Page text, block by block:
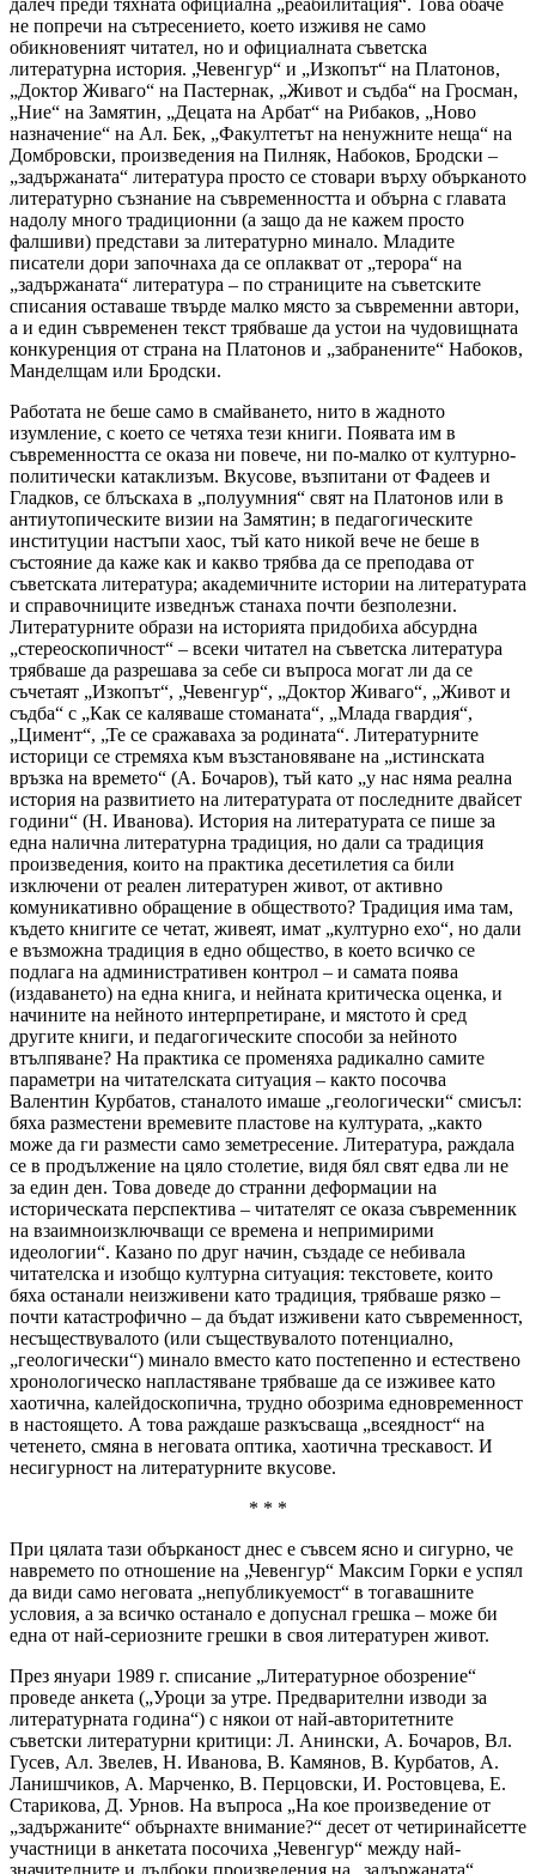
далеч преди тяхната официална „реабилитация“. Това обаче
не попречи на сътресението, което изживя не само
обикновеният читател, но и официалната съветска
литературна история. „Чевенгур“ и „Изкопът“ на Платонов,
„Доктор Живаго“ на Пастернак, „Живот и съдба“ на Гросман,
„Ние“ на Замятин, „Децата на Арбат“ на Рибаков, „Ново
назначение“ на Ал. Бек, „Факултетът на ненужните неща“ на
Домбровски, произведения на Пилняк, Набоков, Бродски –
„задържаната“ литература просто се стовари върху обърканото
литературно съзнание на съвременността и обърна с главата
надолу много традиционни (а защо да не кажем просто
фалшиви) представи за литературно минало. Младите
писатели дори започнаха да се оплакват от „терора“ на
„задържаната“ литература – по страниците на съветските
списания оставаше твърде малко място за съвременни автори,
а и един съвременен текст трябваше да устои на чудовищната
конкуренция от страна на Платонов и „забранените“ Набоков,
Манделщам или Бродски.
Работата не беше само в смайването, нито в жадното
изумление, с което се четяха тези книги. Появата им в
съвременността се оказа ни повече, ни по-малко от културно-
политически катаклизъм. Вкусове, възпитани от Фадеев и
Гладков, се блъскаха в „полуумния“ свят на Платонов или в
антиутопическите визии на Замятин; в педагогическите
институции настъпи хаос, тъй като никой вече не беше в
състояние да каже как и какво трябва да се преподава от
съветската литература; академичните истории на литературата
и справочниците изведнъж станаха почти безполезни.
Литературните образи на историята придобиха абсурдна
„стереоскопичност“ – всеки читател на съветска литература
трябваше да разрешава за себе си въпроса могат ли да се
съчетаят „Изкопът“, „Чевенгур“, „Доктор Живаго“, „Живот и
съдба“ с „Как се каляваше стоманата“, „Млада гвардия“,
„Цимент“, „Те се сражаваха за родината“. Литературните
историци се стремяха към възстановяване на „истинската
връзка на времето“ (А. Бочаров), тъй като „у нас няма реална
история на развитието на литературата от последните двайсет
години“ (Н. Иванова). История на литературата се пише за
една налична литературна традиция, но дали са традиция
произведения, които на практика десетилетия са били
изключени от реален литературен живот, от активно
комуникативно обращение в обществото? Традиция има там,
където книгите се четат, живеят, имат „културно ехо“, но дали
е възможна традиция в едно общество, в което всичко се
подлага на административен контрол – и самата поява
(издаването) на една книга, и нейната критическа оценка, и
начините на нейното интерпретиране, и мястото ѝ сред
другите книги, и педагогическите способи за нейното
втълпяване? На практика се променяха радикално самите
параметри на читателската ситуация – както посочва
Валентин Курбатов, станалото имаше „геологически“ смисъл:
бяха разместени времевите пластове на културата, „както
може да ги размести само земетресение. Литература, раждала
се в продължение на цяло столетие, видя бял свят едва ли не
за един ден. Това доведе до странни деформации на
историческата перспектива – читателят се оказа съвременник
на взаимноизключващи се времена и непримирими
идеологии“. Казано по друг начин, създаде се небивала
читателска и изобщо културна ситуация: текстовете, които
бяха останали неизживени като традиция, трябваше рязко –
почти катастрофично – да бъдат изживени като съвременност,
несъществувалото (или съществувалото потенциално,
„геологически“) минало вместо като постепенно и естествено
хронологическо напластяване трябваше да се изживее като
хаотична, калейдоскопична, трудно обозрима едновременност
в настоящето. А това раждаше разкъсваща „всеядност“ на
четенето, смяна в неговата оптика, хаотична трескавост. И
несигурност на литературните вкусове.
* * *
При цялата тази обърканост днес е съвсем ясно и сигурно, че
навремето по отношение на „Чевенгур“ Максим Горки е успял
да види само неговата „непубликуемост“ в тогавашните
условия, а за всичко останало е допуснал грешка – може би
една от най-сериозните грешки в своя литературен живот.
През януари 1989 г. списание „Литературное обозрение“
проведе анкета („Уроци за утре. Предварителни изводи за
литературната година“) с някои от най-авторитетните
съветски литературни критици: Л. Анински, А. Бочаров, Вл.
Гусев, Ал. Звелев, Н. Иванова, В. Камянов, В. Курбатов, А.
Ланишчиков, А. Марченко, В. Перцовски, И. Ростовцева, Е.
Старикова, Д. Урнов. На въпроса „На кое произведение от
„задържаните“ обърнахте внимание?“ десет от четиринайсетте
участници в анкетата посочиха „Чевенгур“ между най-